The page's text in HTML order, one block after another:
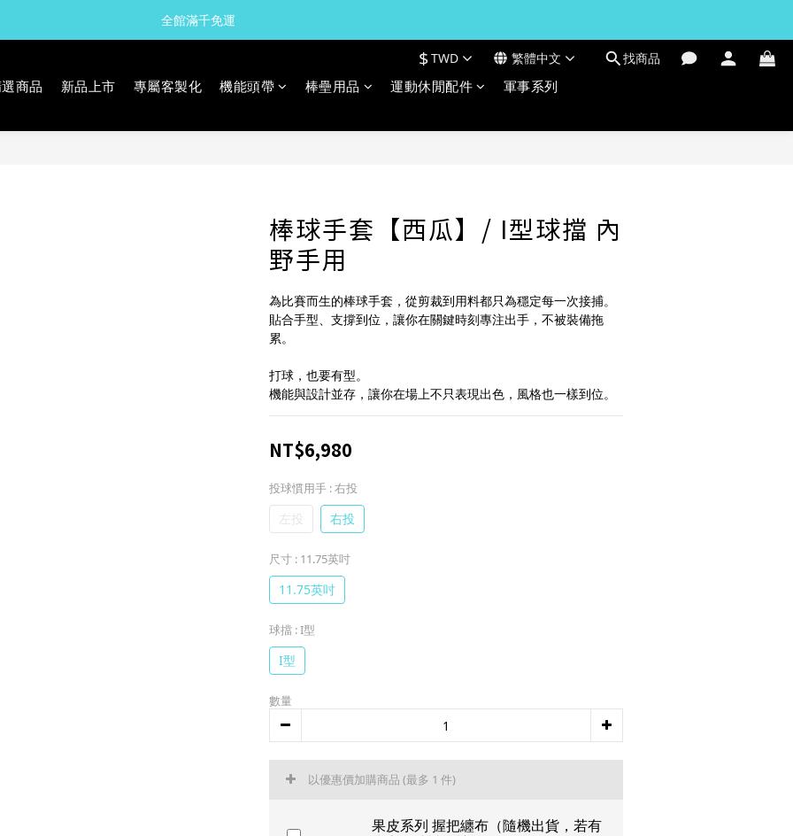
全館滿千免運
$TWD 繁體中文 找商品
商品 新品上市 專屬客製化 機能頭帶 棒壘用品 運動休閒配件 軍事系列
棒球手套【西瓜】/ I型球擋 內
野手用
為比賽而生的棒球手套，從剪裁到用料都只為穩定每一次接捕。
貼合手型、支撐到位，讓你在關鍵時刻專注出手，不被裝備拖
累。
打球，也要有型。
機能與設計並存，讓你在場上不只表現出色，風格也一樣到位。
NT$6,980
投球慣用手 : 右投
左投 右投
尺寸 : 11.75英吋
11.75英吋
球擋 : I型
I型
數量
以優惠價加購商品 (最多 1 件)
果皮系列 握把纏布（隨機出貨，若有